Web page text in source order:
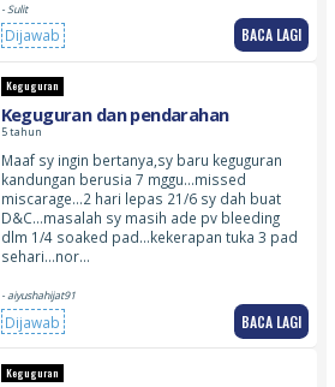
- Sulit
Dijawab BACA LAGI
Keguguran
Keguguran dan pendarahan
5 tahun
Maaf sy ingin bertanya,sy baru keguguran
kandungan berusia 7 mggu…missed
miscarage…2 hari lepas 21/6 sy dah buat
D&C…masalah sy masih ade pv bleeding
dlm 1/4 soaked pad…kekerapan tuka 3 pad
sehari…nor…
- aiyushahijat91
Dijawab BACA LAGI
Keguguran